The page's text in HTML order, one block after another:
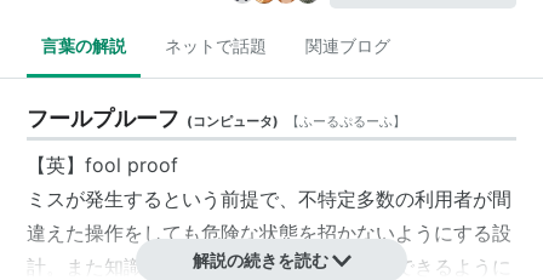
言葉の解説 ネットで話題 関連ブログ
フールプルーフ (コンピュータ) 【ふーるぷるーふ】
【英】fool proof
ミスが発生するという前提で、不特定多数の利用者が間
違えた操作をしても危険な状態を招かないようにする設
計。また知識がない利用者でも簡単に操作できるように
解説の続きを読む